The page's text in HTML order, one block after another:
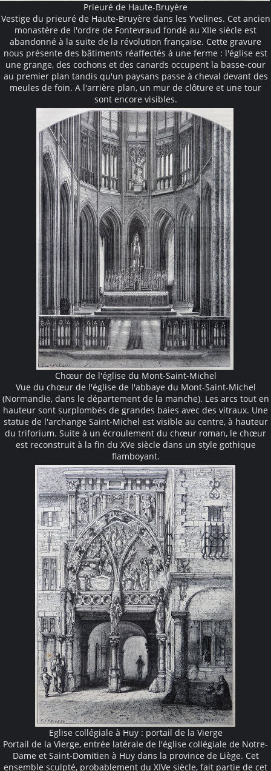
Prieuré de Haute-Bruyère
Vestige du prieuré de Haute-Bruyère dans les Yvelines. Cet ancien
monastère de l'ordre de Fontevraud fondé au XIIe siècle est
abandonné à la suite de la révolution française. Cette gravure
nous présente des bâtiments réaffectés à une ferme : l'église est
une grange, des cochons et des canards occupent la basse-cour
au premier plan tandis qu'un paysans passe à cheval devant des
meules de foin. A l'arrière plan, un mur de clôture et une tour
sont encore visibles.
Chœur de l'église du Mont-Saint-Michel
Vue du chœur de l'église de l'abbaye du Mont-Saint-Michel
(Normandie, dans le département de la manche). Les arcs tout en
hauteur sont surplombés de grandes baies avec des vitraux. Une
statue de l'archange Saint-Michel est visible au centre, à hauteur
du triforium. Suite à un écroulement du chœur roman, le chœur
est reconstruit à la fin du XVe siècle dans un style gothique
flamboyant.
Eglise collégiale à Huy : portail de la Vierge
Portail de la Vierge, entrée latérale de l'église collégiale de Notre-
Dame et Saint-Domitien à Huy dans la province de Liège. Cet
ensemble sculpté, probablement du XIVe siècle, fait partie de cet